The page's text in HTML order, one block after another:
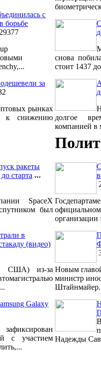
с
борьбе
29377
за
рынках
к снижению
снова
стоит 1437
долгое
компанией в
ракеты
старта
SpaceX
был
в
(видео)
США) из-за
Galaxy
с участием
организации
Новым
министр
Надежды